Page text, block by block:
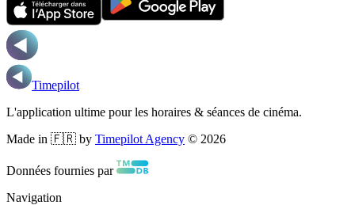
Timepilot
L'application ultime pour les horaires & séances de cinéma.
Made in 🇫🇷 by Timepilot Agency © 2026
Données fournies par
Navigation